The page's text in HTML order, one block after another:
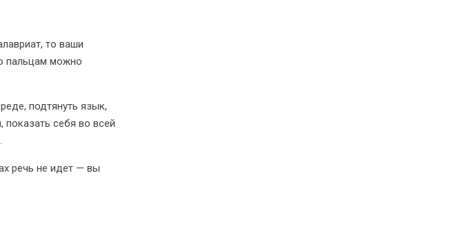
то ваши
пальцам можно
подтянуть язык,
показать себя во всей
речь не идет — вы